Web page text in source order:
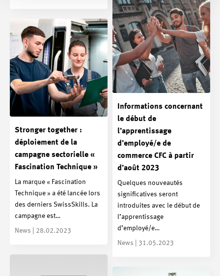
Informations concernant
le début de
l’apprentissage
d’employé/e de
commerce CFC à partir
d’août 2023
Quelques nouveautés
significatives seront
introduites avec le début de
l’apprentissage
d’employé/e…
News | 31.05.2023
Stronger together :
déploiement de la
campagne sectorielle «
Fascination Technique »
La marque « Fascination
Technique » a été lancée lors
des derniers SwissSkills. La
campagne est…
News | 28.02.2023